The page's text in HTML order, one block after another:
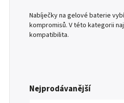
Nabíječky na gelové baterie
kompromisů. V této kategorii
kompatibilita.
Nejprodávanější